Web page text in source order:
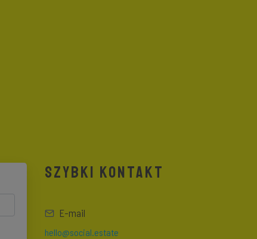
SZYBKI KONTAKT
E-mail
hello@social.estate